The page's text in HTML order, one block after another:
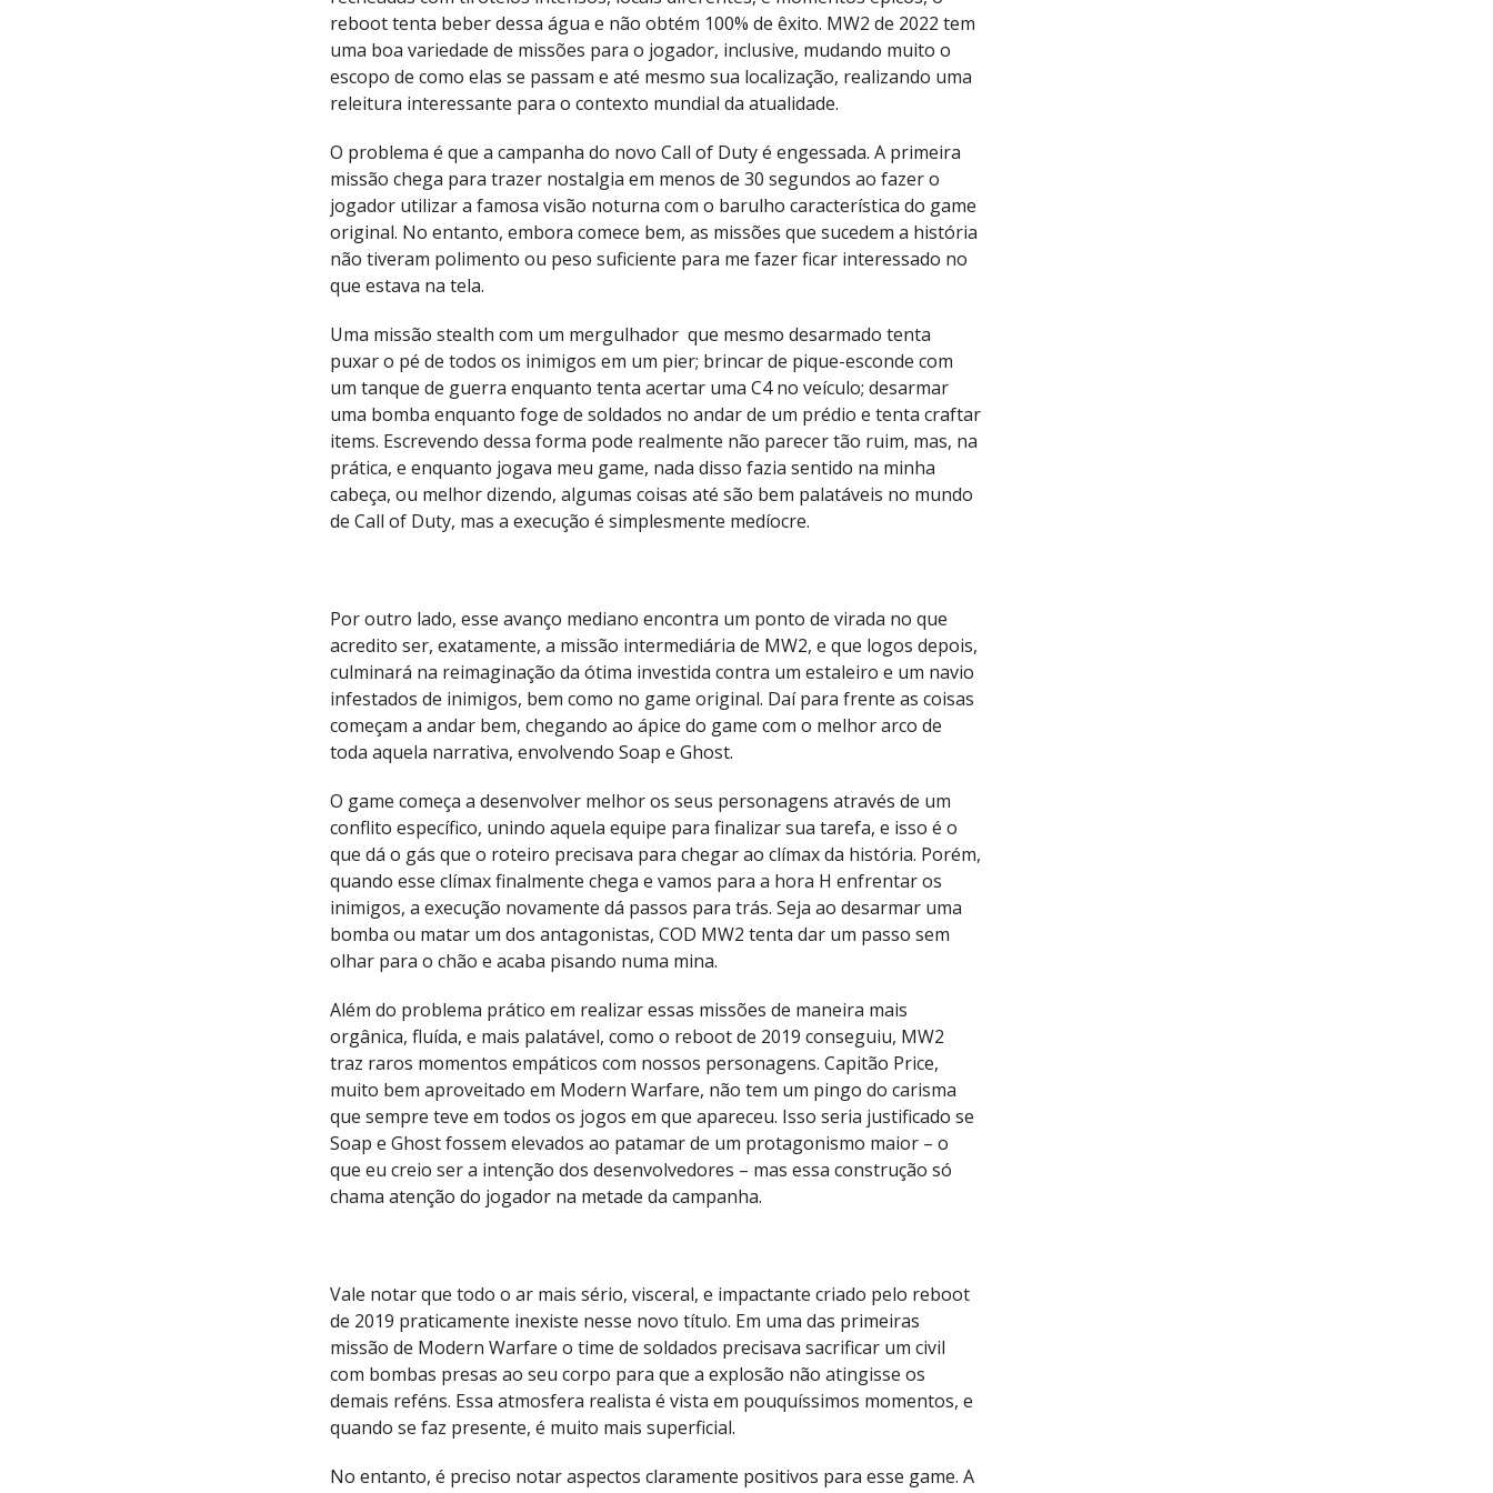
reboot tenta beber dessa água e não obtém 100% de êxito. MW2 de 2022 tem
uma boa variedade de missões para o jogador, inclusive, mudando muito o
escopo de como elas se passam e até mesmo sua localização, realizando uma
releitura interessante para o contexto mundial da atualidade.
O problema é que a campanha do novo Call of Duty é engessada. A primeira
missão chega para trazer nostalgia em menos de 30 segundos ao fazer o
jogador utilizar a famosa visão noturna com o barulho característica do game
original. No entanto, embora comece bem, as missões que sucedem a história
não tiveram polimento ou peso suficiente para me fazer ficar interessado no
que estava na tela.
Uma missão stealth com um mergulhador que mesmo desarmado tenta
puxar o pé de todos os inimigos em um pier; brincar de pique-esconde com
um tanque de guerra enquanto tenta acertar uma C4 no veículo; desarmar
uma bomba enquanto foge de soldados no andar de um prédio e tenta craftar
items. Escrevendo dessa forma pode realmente não parecer tão ruim, mas, na
prática, e enquanto jogava meu game, nada disso fazia sentido na minha
cabeça, ou melhor dizendo, algumas coisas até são bem palatáveis no mundo
de Call of Duty, mas a execução é simplesmente medíocre.
Por outro lado, esse avanço mediano encontra um ponto de virada no que
acredito ser, exatamente, a missão intermediária de MW2, e que logos depois,
culminará na reimaginação da ótima investida contra um estaleiro e um navio
infestados de inimigos, bem como no game original. Daí para frente as coisas
começam a andar bem, chegando ao ápice do game com o melhor arco de
toda aquela narrativa, envolvendo Soap e Ghost.
O game começa a desenvolver melhor os seus personagens através de um
conflito específico, unindo aquela equipe para finalizar sua tarefa, e isso é o
que dá o gás que o roteiro precisava para chegar ao clímax da história. Porém,
quando esse clímax finalmente chega e vamos para a hora H enfrentar os
inimigos, a execução novamente dá passos para trás. Seja ao desarmar uma
bomba ou matar um dos antagonistas, COD MW2 tenta dar um passo sem
olhar para o chão e acaba pisando numa mina.
Além do problema prático em realizar essas missões de maneira mais
orgânica, fluída, e mais palatável, como o reboot de 2019 conseguiu, MW2
traz raros momentos empáticos com nossos personagens. Capitão Price,
muito bem aproveitado em Modern Warfare, não tem um pingo do carisma
que sempre teve em todos os jogos em que apareceu. Isso seria justificado se
Soap e Ghost fossem elevados ao patamar de um protagonismo maior – o
que eu creio ser a intenção dos desenvolvedores – mas essa construção só
chama atenção do jogador na metade da campanha.
Vale notar que todo o ar mais sério, visceral, e impactante criado pelo reboot
de 2019 praticamente inexiste nesse novo título. Em uma das primeiras
missão de Modern Warfare o time de soldados precisava sacrificar um civil
com bombas presas ao seu corpo para que a explosão não atingisse os
demais reféns. Essa atmosfera realista é vista em pouquíssimos momentos, e
quando se faz presente, é muito mais superficial.
No entanto, é preciso notar aspectos claramente positivos para esse game. A